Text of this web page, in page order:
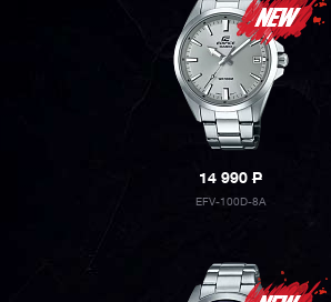
14 990P
EFV-100D-8A